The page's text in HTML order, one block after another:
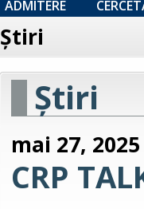
ADMITERE
Ştiri
Ştiri
mai 27, 2025
CRP